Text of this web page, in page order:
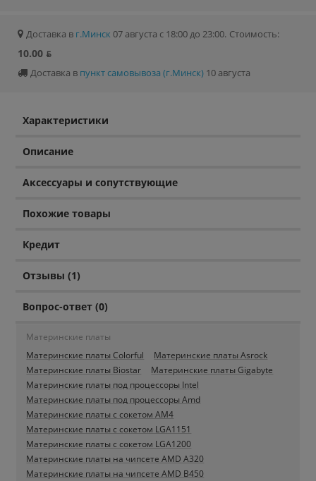
Доставка в г.Минск 07 августа с 18:00 до 23:00. Стоимость:
10.00 ƃ
Доставка в пункт самовывоза (г.Минск) 10 августа
Характеристики
Описание
Аксессуары и сопутствующие
Похожие товары
Кредит
Отзывы (1)
Вопрос-ответ (0)
Материнские платы
Материнские платы Colorful
Материнские платы Asrock
Материнские платы Biostar
Материнские платы Gigabyte
Материнские платы под процессоры Intel
Материнские платы под процессоры Amd
Материнские платы c сокетом AM4
Материнские платы c сокетом LGA1151
Материнские платы c сокетом LGA1200
Материнские платы на чипсете AMD A320
Материнские платы на чипсете AMD B450